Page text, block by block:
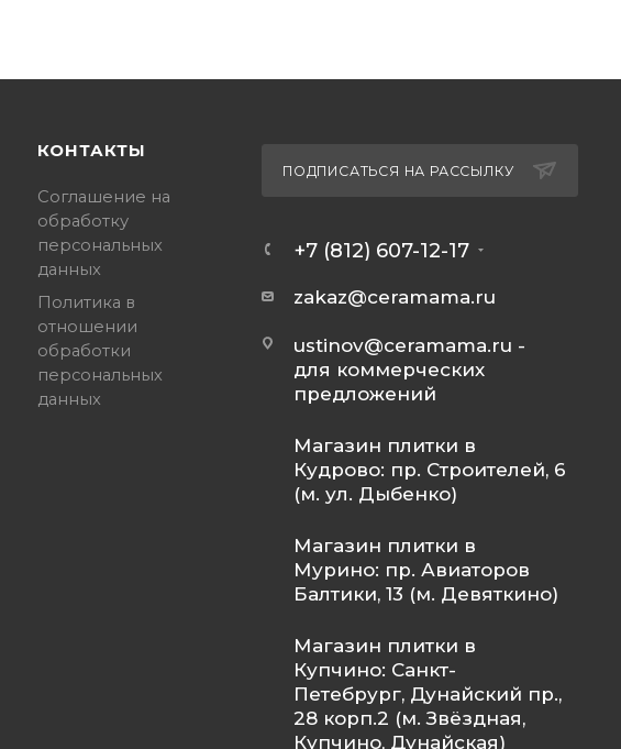
КОНТАКТЫ
Соглашение на
обработку
персональных
данных
Политика в
отношении
обработки
персональных
данных
ПОДПИСАТЬСЯ НА РАССЫЛКУ
+7 (812) 607-12-17
zakaz@ceramama.ru
ustinov@ceramama.ru -
для коммерческих
предложений
Магазин плитки в
Кудрово: пр. Строителей, 6
(м. ул. Дыбенко)
Магазин плитки в
Мурино: пр. Авиаторов
Балтики, 13 (м. Девяткино)
Магазин плитки в
Купчино: Санкт-
Петебрург, Дунайский пр.,
28 корп.2 (м. Звёздная,
Купчино, Дунайская)